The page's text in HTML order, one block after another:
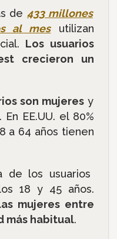
de433 millones
al mesutilizan
Los usuarios
crecieron un
son mujeresy
EE.UU. el 80%
a 64 años tienen
de los usuarios
18 y 45 años.
mujeres entre
más habitual.